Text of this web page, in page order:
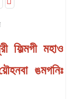
ফিল্মগী মহাও
ঙমগনিঃ